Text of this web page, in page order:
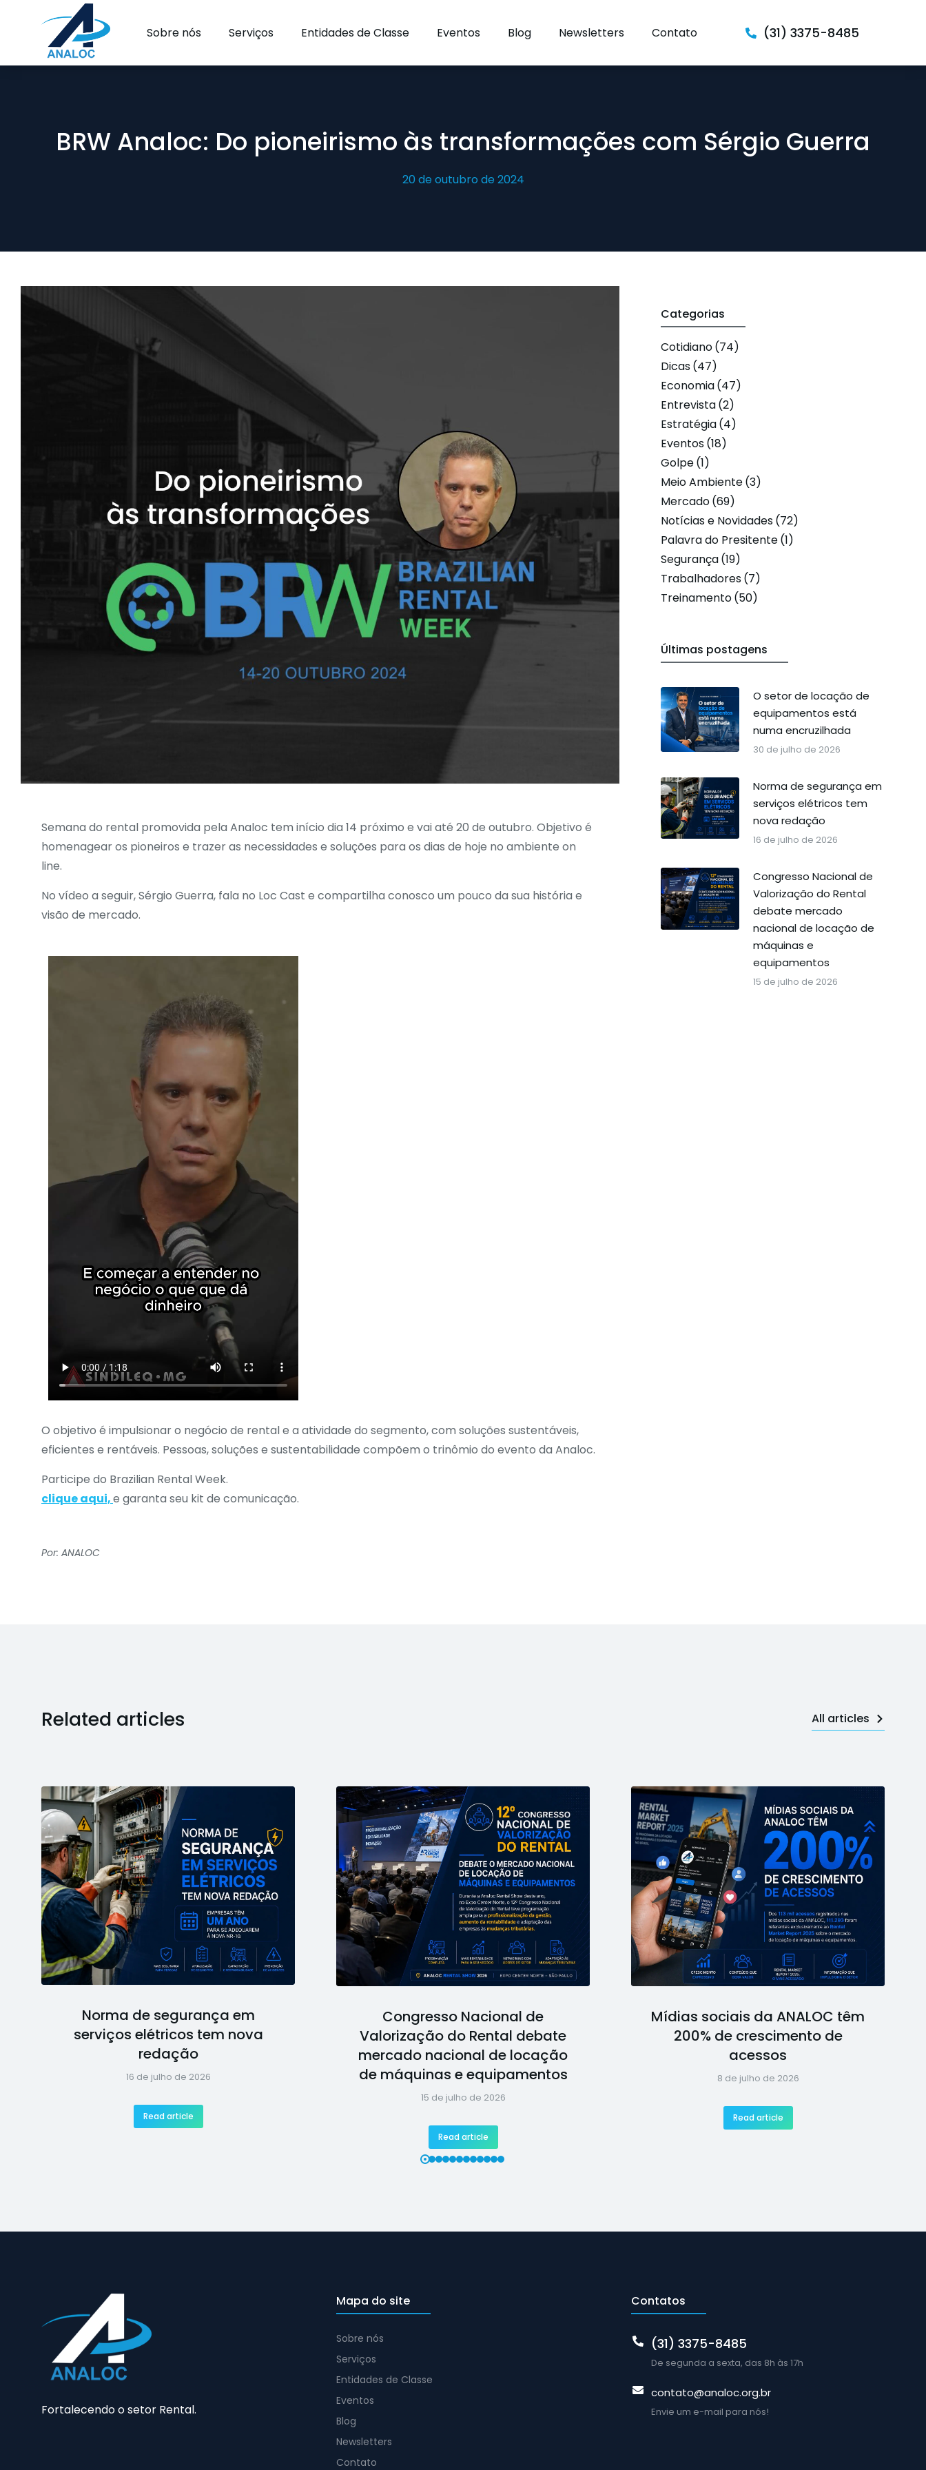
Sobre nós Serviços Entidades de Classe Eventos Blog Newsletters Contato (31) 3375-8485
BRW Analoc: Do pioneirismo às transformações com Sérgio Guerra
20 de outubro de 2024
Semana do rental promovida pela Analoc tem início dia 14 próximo e vai até 20 de outubro. Objetivo é
homenagear os pioneiros e trazer as necessidades e soluções para os dias de hoje no ambiente on
line.
No vídeo a seguir, Sérgio Guerra, fala no Loc Cast e compartilha conosco um pouco da sua história e
visão de mercado.
O objetivo é impulsionar o negócio de rental e a atividade do segmento, com soluções sustentáveis,
eficientes e rentáveis. Pessoas, soluções e sustentabilidade compõem o trinômio do evento da Analoc.
Participe do Brazilian Rental Week.
clique aqui,e garanta seu kit de comunicação.
Por: ANALOC
Categorias
Cotidiano(74)
Dicas(47)
Economia(47)
Entrevista(2)
Estratégia(4)
Eventos(18)
Golpe(1)
Meio Ambiente(3)
Mercado(69)
Notícias e Novidades(72)
Palavra do Presitente(1)
Segurança(19)
Trabalhadores(7)
Treinamento(50)
Últimas postagens
O setor de locação de
equipamentos está
numa encruzilhada
30 de julho de 2026
Norma de segurança em
serviços elétricos tem
nova redação
16 de julho de 2026
Congresso Nacional de
Valorização do Rental
debate mercado
nacional de locação de
máquinas e
equipamentos
15 de julho de 2026
Related articles All articles
Norma de segurança em
serviços elétricos tem nova
redação
16 de julho de 2026
Read article
Congresso Nacional de
Valorização do Rental debate
mercado nacional de locação
de máquinas e equipamentos
15 de julho de 2026
Read article
Mídias sociais da ANALOC têm
200% de crescimento de
acessos
8 de julho de 2026
Read article
Fortalecendo o setor Rental.
Mapa do site
Sobre nós
Serviços
Entidades de Classe
Eventos
Blog
Newsletters
Contato
Contatos
(31) 3375-8485
De segunda a sexta, das 8h às 17h
contato@analoc.org.br
Envie um e-mail para nós!